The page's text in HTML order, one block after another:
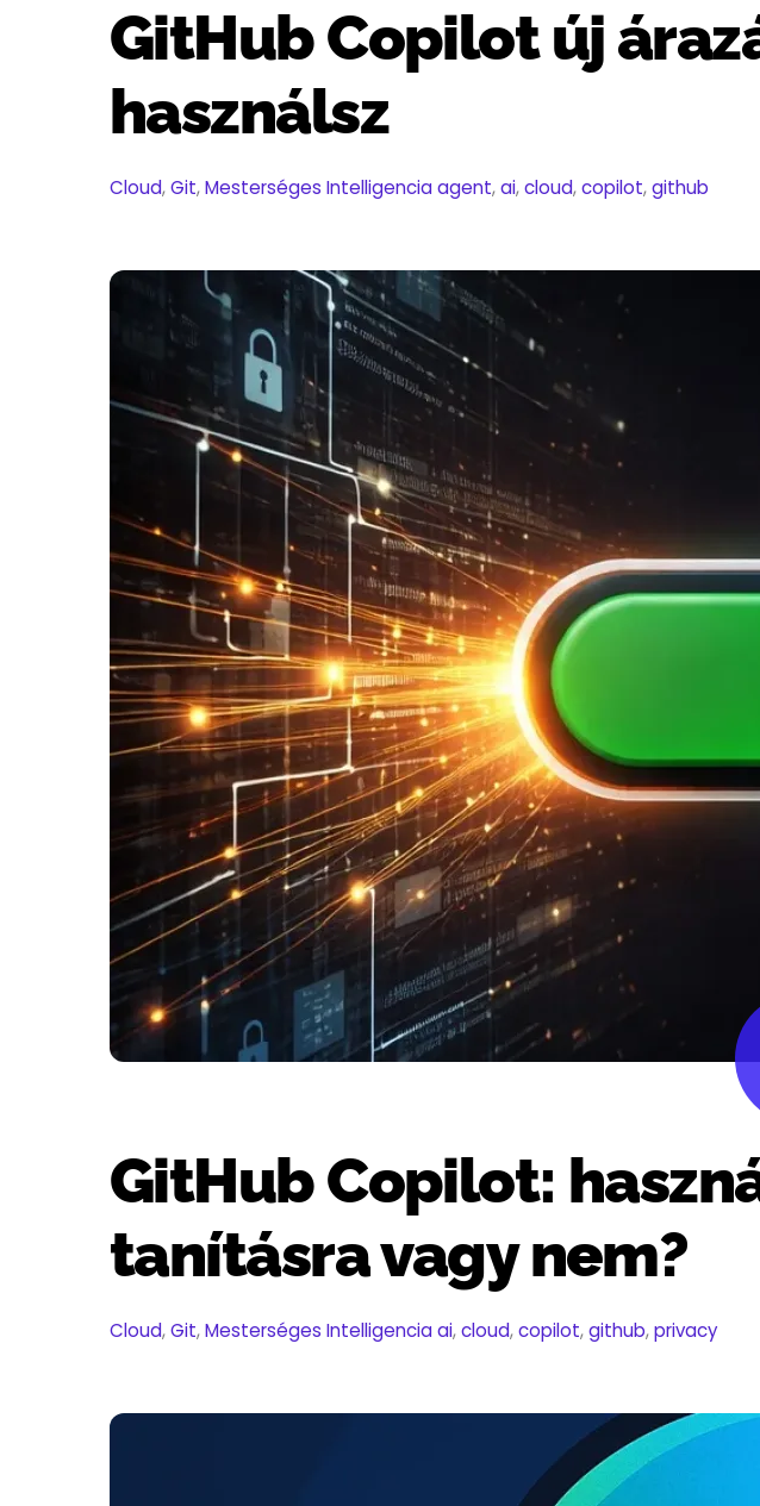
GitHub Copilot új
használsz
Cloud,Git,Mesterséges Intelligenciaagent,ai,cloud,copilot,github
GitHub Copilot:
tanításra vagy nem?
Cloud,Git,Mesterséges Intelligenciaai,cloud,copilot,github,privacy